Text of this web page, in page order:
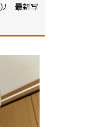
ﾉ 最新写